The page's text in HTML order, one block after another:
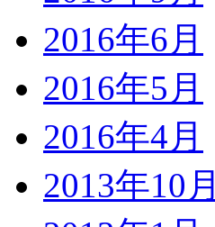
2016年6月
2016年5月
2016年4月
2013年10月